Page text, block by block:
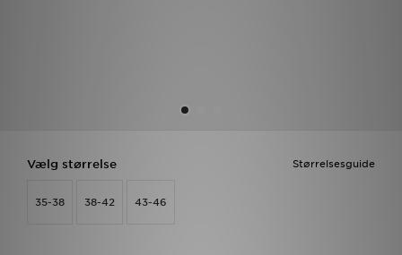
Størrelsesguide
Vælg størrelse
35-38 38-42 43-46